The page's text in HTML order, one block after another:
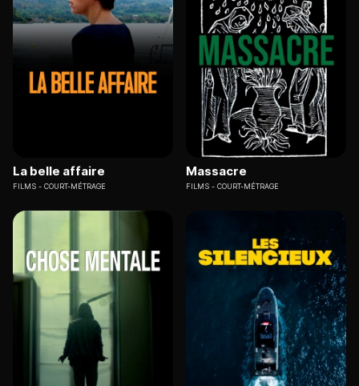
La belle affaire
FILMS COURT-MÉTRAGE
Massacre
FILMS COURT-MÉTRAGE